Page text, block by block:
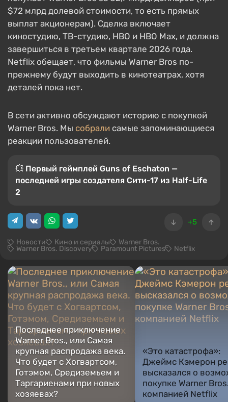
$72 млрд долевой стоимости, то есть прямых
выплат акционерам). Сделка включает
киностудию, ТВ-студию, HBO и HBO Max, и должна
завершиться в третьем квартале 2026 года.
Netflix обещает, что фильмы Warner Bros по-
прежнему будут выходить в кинотеатрах, хотя
деталей пока нет.
В сети активно обсуждают историю с покупкой
Warner Bros. Мы собрали самые запоминающиеся
реакции пользователей.
💥 Первый геймплей Guns of Eschaton —
последней игры создателя Сити-17 из Half-Life
2
+5
Новости Кино и сериалы Warner Bros.
Warner Bros. Discovery Paramount Pictures Netflix
Последнее приключение
Warner Bros., или Самая
крупная распродажа века.
Что будет с Хогвартсом,
Готэмом, Средиземьем и
Таргариенами при новых
хозяевах?
«Это катастрофа»:
Джеймс Кэмерон
высказался о
покупке Warner
компанией Netflix